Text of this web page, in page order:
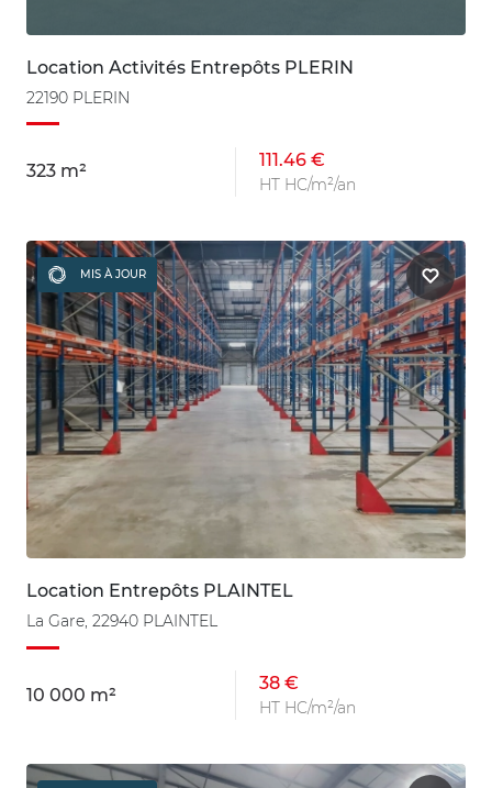
Location Activités Entrepôts PLERIN
22190 PLERIN
323 m²
111.46 €
HT HC/m²/an
MIS À JOUR
Location Entrepôts PLAINTEL
La Gare, 22940 PLAINTEL
10 000 m²
38 €
HT HC/m²/an